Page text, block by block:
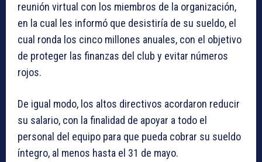
reunión virtual con los miembros de la organización,
en la cual les informó que desistiría de su sueldo, el
cual ronda los cinco millones anuales, con el objetivo
de proteger las finanzas del club y evitar números
rojos.
De igual modo, los altos directivos acordaron reducir
su salario, con la finalidad de apoyar a todo el
personal del equipo para que pueda cobrar su sueldo
íntegro, al menos hasta el 31 de mayo.